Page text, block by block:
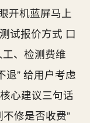
开机蓝屏马上
试报价方式 口
、检测费维
退” 给用户考虑
心建议三句话
修是否收费”